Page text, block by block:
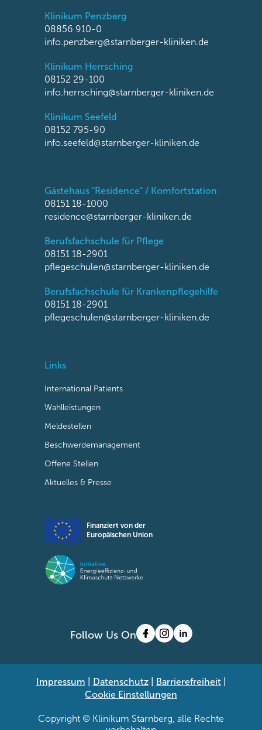
Klinikum Penzberg
08856 910-0
info.penzberg@starnberger-kliniken.de
Klinikum Herrsching
08152 29-100
info.herrsching@starnberger-kliniken.de
Klinikum Seefeld
08152 795-90
info.seefeld@starnberger-kliniken.de
Gästehaus "Residence" / Komfortstation
08151 18-1000
residence@starnberger-kliniken.de
Berufsfachschule für Pflege
08151 18-2901
pflegeschulen@starnberger-kliniken.de
Berufsfachschule für Krankenpflegehilfe
08151 18-2901
pflegeschulen@starnberger-kliniken.de
Links
International Patients
Wahlleistungen
Meldestellen
Beschwerdemanagement
Offene Stellen
Aktuelles & Presse
Finanziert von der
Europäischen Union
Follow Us On
Impressum Datenschutz| Barrierefreiheit
Cookie Einstellungen
Copyright © Klinikum Starnberg, alle Rechte